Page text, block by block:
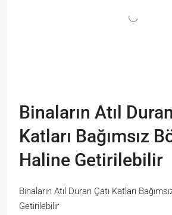
Binaların Atıl
Katları Bağımsız
Haline Getirilebilir
Binaların Atıl Duran Çatı Katları
Getirilebilir